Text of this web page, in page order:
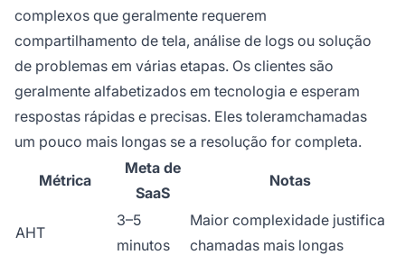
complexos que geralmente requerem
compartilhamento de tela, análise de logs ou solução
de problemas em várias etapas. Os clientes são
geralmente alfabetizados em tecnologia e esperam
respostas rápidas e precisas. Eles toleramchamadas
um pouco mais longas se a resolução for completa.
Métrica
Meta de
SaaS
Notas
AHT
3–5
minutos
Maior complexidade justifica
chamadas mais longas